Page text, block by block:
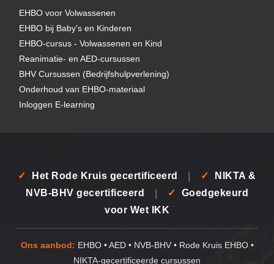
EHBO voor Volwassenen
EHBO bij Baby's en Kinderen
EHBO-cursus - Volwassenen en Kind
Reanimatie- en AED-cursussen
BHV Cursussen (Bedrijfshulpverlening)
Onderhoud van EHBO-materiaal
Inloggen E-learning
✓ Het Rode Kruis gecertificeerd ✓
NIKTA &
NVB-BHV gecertificeerd
✓
Goedgekeurd
voor Wet IKK
Ons aanbod: EHBO • AED • NVB-BHV • Rode Kruis EHBO •
NIKTA-gecertificeerde cursussen